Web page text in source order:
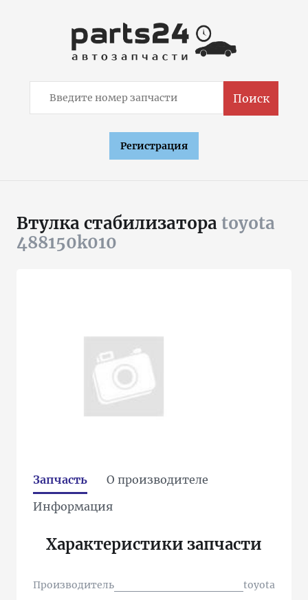
Поиск
Регистрация
Втулка стабилизатораtoyota
488150k010
Запчасть
О производителе
Информация
Характеристики запчасти
Производитель toyota